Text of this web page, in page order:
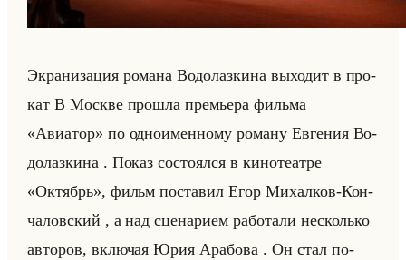
Экра­ни­за­ция ро­ма­на Во­до­лаз­ки­на вы­хо­дит в про­
кат В Москве про­шла пре­мье­ра фильма
«Авиатор» по од­но­имен­но­му ро­ма­ну Ев­ге­ния Во­
до­лаз­ки­на . Показ со­сто­ял­ся в ки­но­те­ат­ре
«Октябрь», фильм по­ста­вил Егор Ми­хал­ков-Кон­
ча­лов­ский , а над сце­на­ри­ем ра­бо­та­ли несколько
ав­то­ров, вклю­чая Юрия Ара­бо­ва . Он стал по­